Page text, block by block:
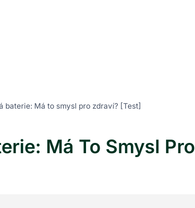
baterie: Má to smysl pro zdraví? [Test]
Má To Smysl